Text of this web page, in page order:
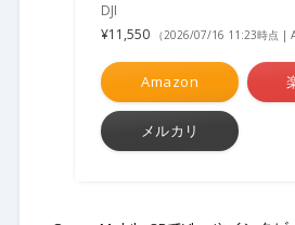
DJI
¥11,550
（2026/07/16 11:23時点 |
Amazon
メルカリ